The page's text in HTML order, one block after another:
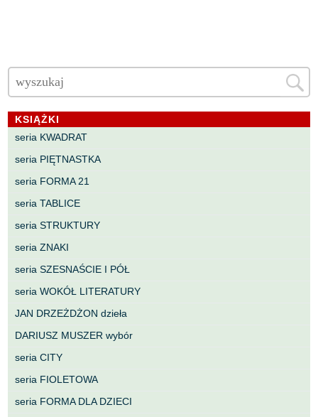
KSIĄŻKI
seria KWADRAT
seria PIĘTNASTKA
seria FORMA 21
seria TABLICE
seria STRUKTURY
seria ZNAKI
seria SZESNAŚCIE I PÓŁ
seria WOKÓŁ LITERATURY
JAN DRZEŻDŻON dzieła
DARIUSZ MUSZER wybór
seria CITY
seria FIOLETOWA
seria FORMA DLA DZIECI